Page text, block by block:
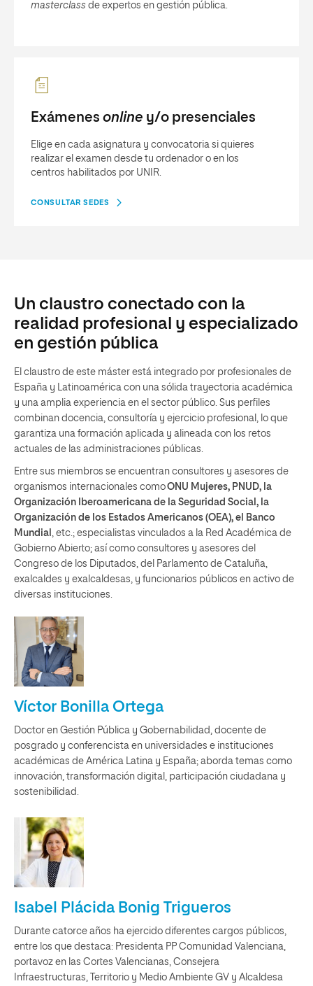
masterclass de expertos en gestión pública.
Exámenes online y/o presenciales
Elige en cada asignatura y convocatoria si quieres
realizar el examen desde tu ordenador o en los
centros habilitados por UNIR.
CONSULTAR SEDES
Un claustro conectado con la
realidad profesional y especializado
en gestión pública
El claustro de este máster está integrado por profesionales de
España y Latinoamérica con una sólida trayectoria académica
y una amplia experiencia en el sector público. Sus perfiles
combinan docencia, consultoría y ejercicio profesional, lo que
garantiza una formación aplicada y alineada con los retos
actuales de las administraciones públicas.
Entre sus miembros se encuentran consultores y asesores de
organismos internacionales comoONU Mujeres, PNUD, la
Organización Iberoamericana de la Seguridad Social, la
Organización de los Estados Americanos (OEA), el Banco
Mundial , etc.; especialistas vinculados a la Red Académica de
Gobierno Abierto; así como consultores y asesores del
Congreso de los Diputados, del Parlamento de Cataluña,
exalcaldes y exalcaldesas, y funcionarios públicos en activo de
diversas instituciones.
Víctor Bonilla Ortega
Doctor en Gestión Pública y Gobernabilidad, docente de
posgrado y conferencista en universidades e instituciones
académicas de América Latina y España; aborda temas como
innovación, transformación digital, participación ciudadana y
sostenibilidad.
Isabel Plácida Bonig Trigueros
Durante catorce años ha ejercido diferentes cargos públicos,
entre los que destaca: Presidenta PP Comunidad Valenciana,
portavoz en las Cortes Valencianas, Consejera
Infraestructuras, Territorio y Medio Ambiente GV y Alcaldesa